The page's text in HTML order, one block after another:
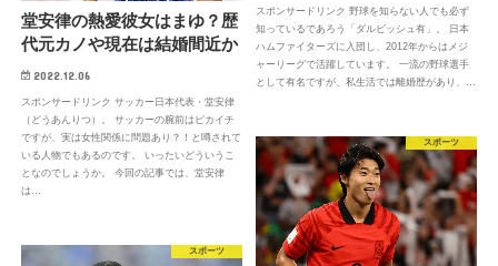
スポンサードリンク 野球を知らない人でも必ず
知っているであろう「ダルビッシュ有」。 日本
ハムファイターズに入団し、2012年からはメジ
ャーリーグで活躍しています。 一流の野球選手
として有名ですが、私生活では離婚歴があり、…
堂安律の熱愛彼女はまゆ？歴
代元カノや現在は結婚間近か
2022.12.06
スポンサードリンク サッカー日本代表・堂安律
（どうあんりつ）。 サッカーの腕前はピカイチ
ですが、実は女性関係に問題あり？！と噂されて
いる人物でもあるのです。 いったいどういうこ
となのでしょうか。 今回の記事では、堂安律
は…
スポーツ
スポーツ